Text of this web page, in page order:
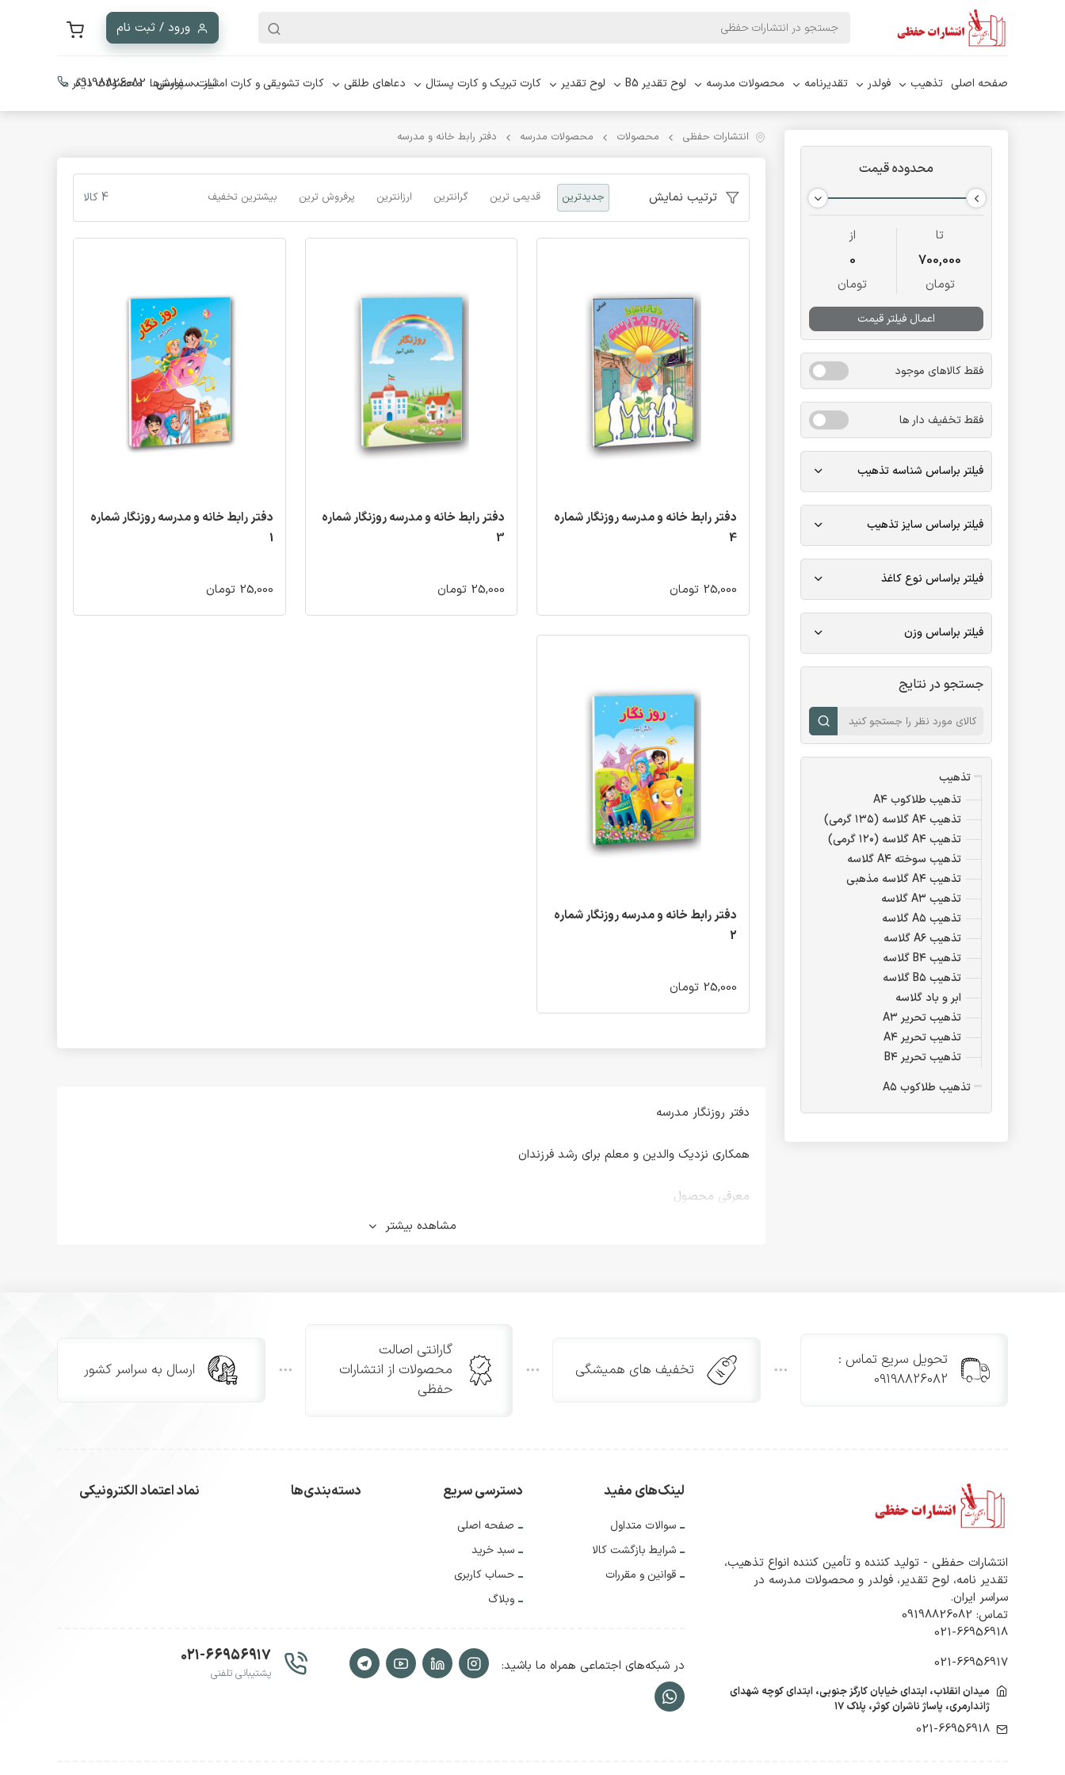
ورود / ثبت نام
صفحه اصلی تذهیب فولدر تقدیرنامه محصولات مدرسه لوح تقدیر B5 لوح تقدیر کارت تبریک و کارت پستال دعاهای طلقی کارت تشویقی و کارت امتیاز پوسترها محصولات دیگر ثبت سفارش : 09198826082
محدوده قیمت
تا
700,000
تومان
از
0
تومان
اعمال فیلتر قیمت
فقط کالاهای موجود
فقط تخفیف دار ها
فیلتر براساس شناسه تذهیب
فیلتر براساس سایز تذهیب
فیلتر براساس نوع کاغذ
فیلتر براساس وزن
جستجو در نتایج
تذهیب
تذهیب طلاکوب A۴
تذهیب A۴ گلاسه (۱۳۵ گرمی)
تذهیب A۴ گلاسه (۱۲۰ گرمی)
تذهیب سوخته A۴ گلاسه
تذهیب A۴ گلاسه مذهبی
تذهیب A۳ گلاسه
تذهیب A۵ گلاسه
تذهیب A۶ گلاسه
تذهیب B۴ گلاسه
تذهیب B۵ گلاسه
ابر و باد گلاسه
تذهیب تحریر A۳
تذهیب تحریر A۴
تذهیب تحریر B۴
تذهیب طلاکوب A۵
تقدیرنامه پایان دوره ابتدایی
تقدیرنامه و جشن عبادت سه
تقدیرنامه حکم ورزشی
پاکت توصیف نامه
چک امتیاز مدرسه
برچسب امتیاز
دفتر رابط خانه و مدرسه
کارت تبریک سه بعدی آغاز مدرسه
کارت تبریک روز پدر و مادر
کارت تبریک تولد
انتشارات حفظی محصولات محصولات مدرسه دفتر رابط خانه و مدرسه
ترتیب نمایش جدیدترین قدیمی ترین گرانترین ارزانترین پرفروش ترین بیشترین تخفیف 4 کالا
دفتر رابط خانه و مدرسه روزنگار شماره
4
25,000 تومان
دفتر رابط خانه و مدرسه روزنگار شماره
3
25,000 تومان
دفتر رابط خانه و مدرسه روزنگار شماره
1
25,000 تومان
دفتر رابط خانه و مدرسه روزنگار شماره
2
25,000 تومان
دفتر روزنگار مدرسه
همکاری نزدیک والدین و معلم برای رشد فرزندان
معرفی محصول
• رنگ صفحات: سه‌رنگ (صورتی، سبز، آبی) یا تک‌رنگ
• ویژگی خاص: بخش گزارش والدین، ارزیابی درسی، صفحات دعوت به جلسات، برچسب‌های تشویقی و فرم‌های رضایت‌نامه اردوها
همچنین دارای جدول‌های ارزیابی ماهانه درسی، کارنامه‌های میان‌ترم، صفحات ویژه برای معاونین دبستان و حتی دعوت‌نامه‌های مدرسه و
رضایت‌نامه اردوها است.
سوالات متداول:
۱. آیا این دفتر برای همه مقاطع دبستان مناسب است؟
بله، این دفتر برای همه پایه‌های دبستان طراحی شده و قابل استفاده است.
بله، جلد مقوایی مقاوم و چاپ با کیفیت بالا، ماندگاری این دفتر را تضمین می‌کند.
۴. آیا امکان سفارش عمده وجود دارد؟
مشاهده بیشتر
تحویل سریع تماس :
09198826082
تخفیف های همیشگی
گارانتی اصالت
محصولات از انتشارات
حفظی
ارسال به سراسر کشور
انتشارات حفظی - تولید کننده و تأمین کننده انواع تذهیب،
تقدیر نامه، لوح تقدیر، فولدر و محصولات مدرسه در
سراسر ایران.
تماس: 09198826082
021-66956918
021-66956917
میدان انقلاب، ابتدای خیابان کارگز جنوبی، ابتدای کوچه شهدای
ژاندارمری، پاساژ ناشران کوثر، پلاک ۱۷
021-66956918
لینک‌های مفید
سوالات متداول
شرایط بازگشت کالا
قوانین و مقررات
دسترسی سریع
صفحه اصلی
سبد خرید
حساب کاربری
وبلاگ
دسته‌بندی‌ها نماد اعتماد الکترونیکی
در شبکه‌های اجتماعی همراه ما باشید: ۰۲۱-۶۶۹۵۶۹۱۷
پشتیبانی تلفنی